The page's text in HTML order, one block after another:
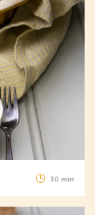
30 min